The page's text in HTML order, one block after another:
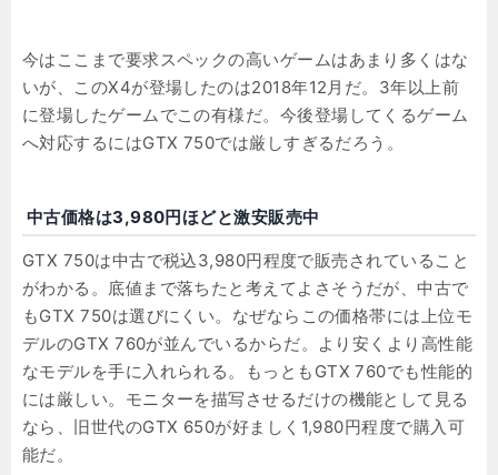
今はここまで要求スペックの高いゲームはあまり多くはな
いが、このX4が登場したのは2018年12月だ。3年以上前
に登場したゲームでこの有様だ。今後登場してくるゲーム
へ対応するにはGTX 750では厳しすぎるだろう。
中古価格は3,980円ほどと激安販売中
GTX 750は中古で税込3,980円程度で販売されていること
がわかる。底値まで落ちたと考えてよさそうだが、中古で
もGTX 750は選びにくい。なぜならこの価格帯には上位モ
デルのGTX 760が並んでいるからだ。より安くより高性能
なモデルを手に入れられる。もっともGTX 760でも性能的
には厳しい。モニターを描写させるだけの機能として見る
なら、旧世代のGTX 650が好ましく1,980円程度で購入可
能だ。